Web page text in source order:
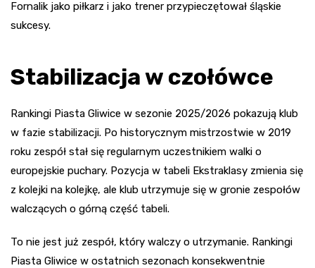
Fornalik jako piłkarz i jako trener przypieczętował śląskie
sukcesy.
Stabilizacja w czołówce
Rankingi Piasta Gliwice w sezonie 2025/2026 pokazują klub
w fazie stabilizacji. Po historycznym mistrzostwie w 2019
roku zespół stał się regularnym uczestnikiem walki o
europejskie puchary. Pozycja w tabeli Ekstraklasy zmienia się
z kolejki na kolejkę, ale klub utrzymuje się w gronie zespołów
walczących o górną część tabeli.
To nie jest już zespół, który walczy o utrzymanie. Rankingi
Piasta Gliwice w ostatnich sezonach konsekwentnie